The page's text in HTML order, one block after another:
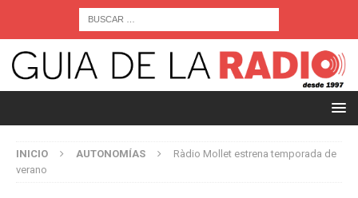
INICIO AUTONOMÍAS
Ràdio Mollet estrena temporada de
verano